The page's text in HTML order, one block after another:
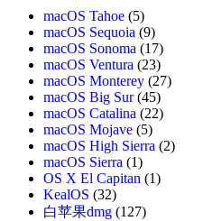
macOS Tahoe (5)
macOS Sequoia (9)
macOS Sonoma (17)
macOS Ventura (23)
macOS Monterey (27)
macOS Big Sur(45)
macOS Catalina (22)
macOS Mojave (5)
macOS High Sierra (2)
macOS Sierra (1)
OS X El Capitan (1)
KealOS (32)
白苹果dmg (127)